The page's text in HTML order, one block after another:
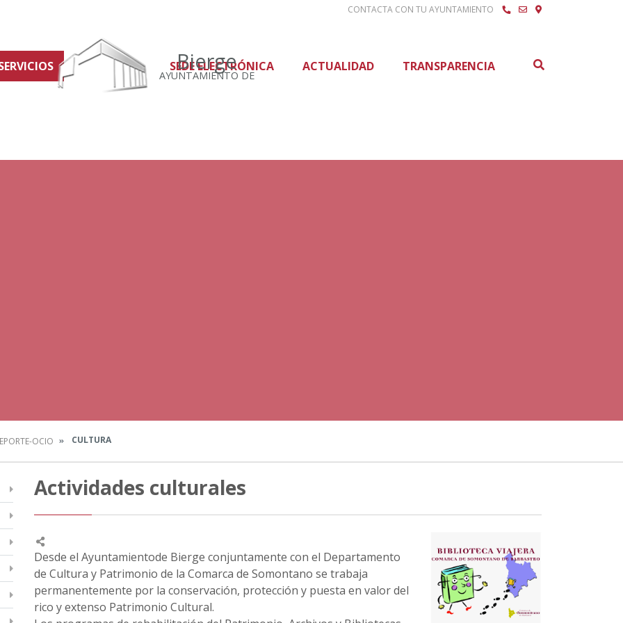
CONTACTA CON TU AYUNTAMIENTO
Bierge
AYUNTAMIENTO DE
SEDE ELECTRÓNICA ACTUALIDAD TRANSPARENCIA
OCIO CULTURA
Actividades culturales
Desde el Ayuntamientode Bierge conjuntamente con el Departamento
de Cultura y Patrimonio de la Comarca de Somontano se trabaja
permanentemente por la conservación, protección y puesta en valor del
rico y extenso Patrimonio Cultural.